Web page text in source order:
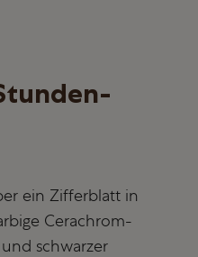
ein Zifferblatt in
Cerachrom-
schwarzer